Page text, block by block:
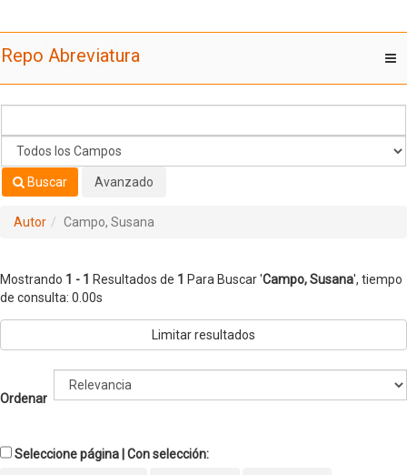
Repo Abreviatura
Buscar Avanzado
Autor Campo, Susana
Mostrando 1 - 1 Resultados de 1 Para Buscar 'Campo, Susana', tiempo
de consulta: 0.00s
Limitar resultados
Ordenar
Seleccione página | Con selección: